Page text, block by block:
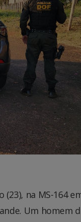
na MS-164
Um homem